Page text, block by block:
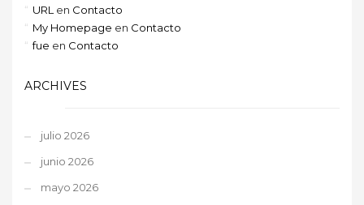
URL en Contacto
My Homepage en Contacto
fue en Contacto
ARCHIVES
julio 2026
junio 2026
mayo 2026